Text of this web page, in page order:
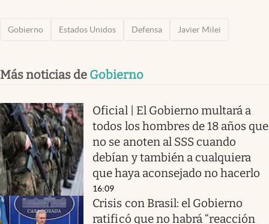
Gobierno Estados Unidos Defensa Javier Milei
Más noticias de Gobierno
Oficial | El Gobierno multará a
todos los hombres de 18 años que
no se anoten al SSS cuando
debían y también a cualquiera
que haya aconsejado no hacerlo
16:09
Crisis con Brasil: el Gobierno
ratificó que no habrá “reacción